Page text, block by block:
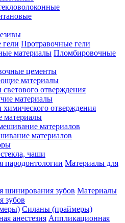
Протравочные гели
Пломбировочные
цементы
материалы
отверждения
материалы
отверждения
материалы
материалов
чаши
Материалы для
Материалы
зубов
Силаны (праймеры)
Аппликационная